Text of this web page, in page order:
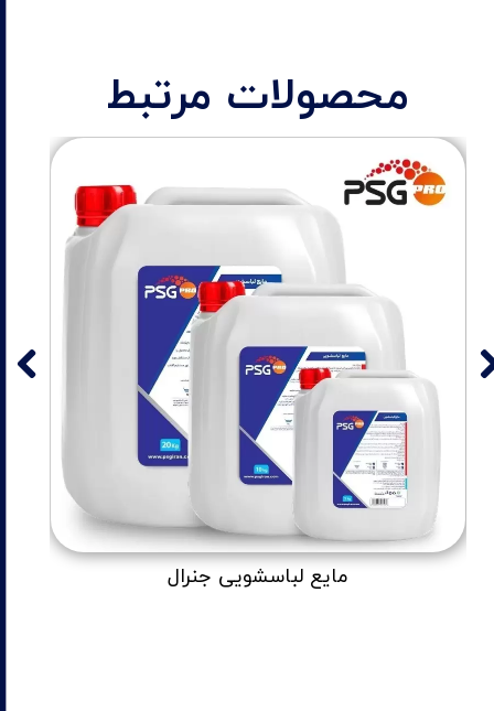
مایع لباسشویی جنرال
محصولات مرتبط